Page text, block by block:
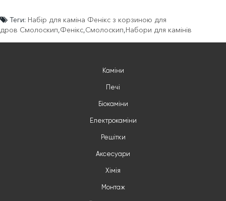
Теги: Набір для каміна Фенікс з корзиною для
дров Смолоскип,Фенікс,Смолоскип,Набори для камінів
Каміни
Печі
Біокаміни
Електрокаміни
Решітки
Аксесуари
Хімія
Монтаж